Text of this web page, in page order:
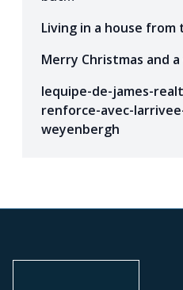
Living in a house
Merry Christmas and
lequipe-de-james-
renforce-avec-
weyenbergh